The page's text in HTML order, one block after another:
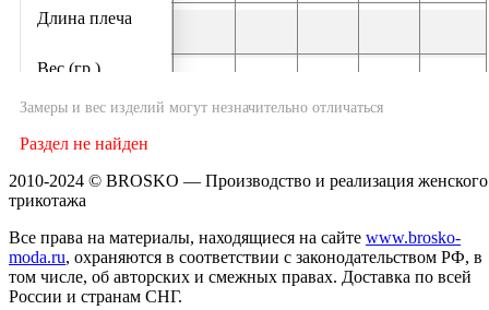
Длина плеча
Вес (гр.)
Замеры и вес изделий могут незначительно отличаться
Раздел не найден
2010-2024 © BROSKO — Производство и реализация женского
трикотажа
Все права на материалы, находящиеся на сайте www.brosko-
moda.ru, охраняются в соответствии с законодательством РФ, в
том числе, об авторских и смежных правах. Доставка по всей
России и странам СНГ.